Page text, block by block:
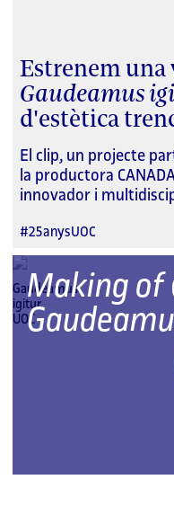
Estrenem una
Gaudeamus
d'estètica
El clip, un projecte
la productora
innovador i
#25anysUOC
Making of